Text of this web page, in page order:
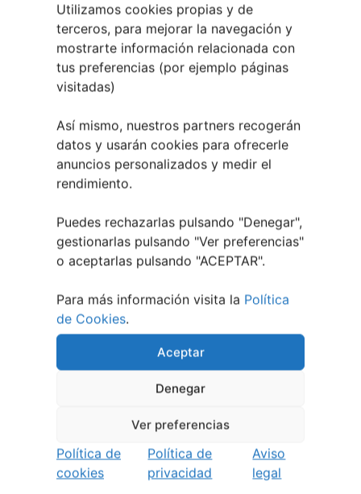
Utilizamos cookies propias y de
terceros, para mejorar la navegación y
mostrarte información relacionada con
tus preferencias (por ejemplo páginas
visitadas)
Así mismo, nuestros partners recogerán
datos y usarán cookies para ofrecerle
anuncios personalizados y medir el
rendimiento.
Puedes rechazarlas pulsando "Denegar",
gestionarlas pulsando "Ver preferencias"
o aceptarlas pulsando "ACEPTAR".
Para más información visita la Política
de Cookies.
Aceptar
Denegar
Ver preferencias
Política de
cookies
Política de
privacidad
Aviso
legal